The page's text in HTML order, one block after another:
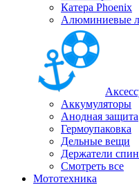
Катера Phoenix
Алюминиевые
Аккумуляторы
Анодная защита
Гермоупаковка
Дельные вещи
Держатели
Смотреть все
Мототехника